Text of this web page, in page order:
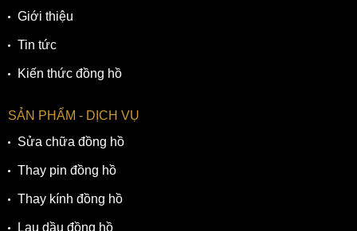
Giới thiệu
Tin tức
Kiến thức đồng hồ
SẢN PHẨM - DỊCH VỤ
Sửa chữa đồng hồ
Thay pin đồng hồ
Thay kính đồng hồ
Lau dầu đồng hồ